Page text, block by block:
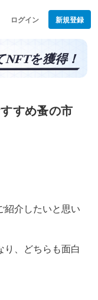
ログイン 新規登録
すめ蚤の市
紹介したいと思い
り、どちらも面白